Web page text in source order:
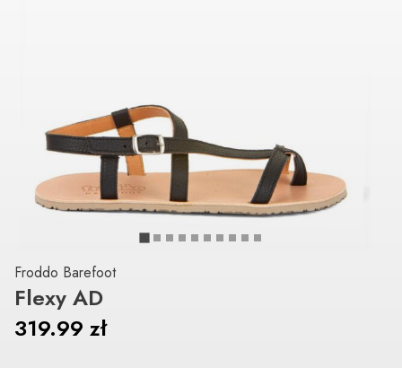
Froddo Barefoot
Flexy AD
319.99 zł